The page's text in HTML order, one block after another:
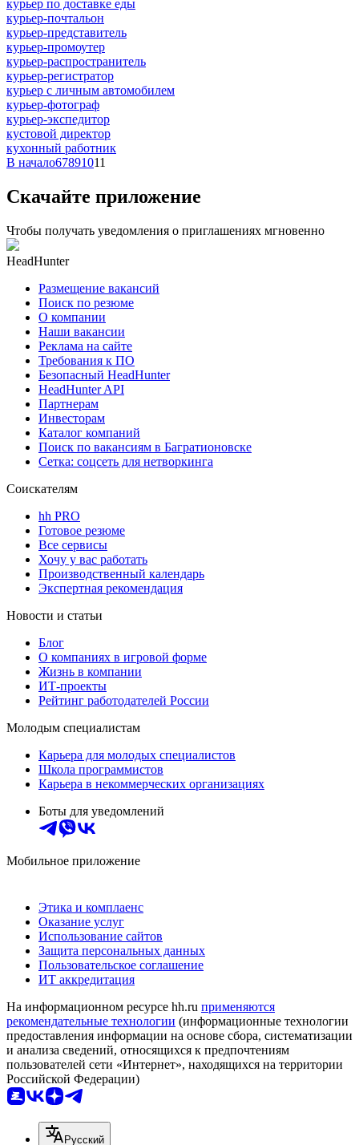
курьер по доставке еды
курьер-почтальон
курьер-представитель
курьер-промоутер
курьер-распространитель
курьер-регистратор
курьер с личным автомобилем
курьер-фотограф
курьер-экспедитор
кустовой директор
кухонный работник
В начало67891011
Скачайте приложение
Чтобы получать уведомления о приглашениях мгновенно
HeadHunter
Размещение вакансий
Поиск по резюме
О компании
Наши вакансии
Реклама на сайте
Требования к ПО
Безопасный HeadHunter
HeadHunter API
Партнерам
Инвесторам
Каталог компаний
Поиск по вакансиям в Багратионовске
Сетка: соцсеть для нетворкинга
Соискателям
hh PRO
Готовое резюме
Все сервисы
Хочу у вас работать
Производственный календарь
Экспертная рекомендация
Новости и статьи
Блог
О компаниях в игровой форме
Жизнь в компании
ИТ-проекты
Рейтинг работодателей России
Молодым специалистам
Карьера для молодых специалистов
Школа программистов
Карьера в некоммерческих организациях
Боты для уведомлений
Мобильное приложение
Этика и комплаенс
Оказание услуг
Использование сайтов
Защита персональных данных
Пользовательское соглашение
ИТ аккредитация
На информационном ресурсе hh.ru применяются
рекомендательные технологии (информационные технологии
предоставления информации на основе сбора, систематизации
и анализа сведений, относящихся к предпочтениям
пользователей сети «Интернет», находящихся на территории
Российской Федерации)
Русский